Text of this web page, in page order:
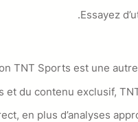
Essayez
TNT Sports est une
du contenu exclusif,
en plus d’analyses